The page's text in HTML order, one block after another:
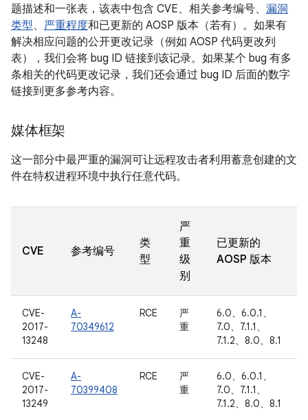
题描述和一张表，该表中包含 CVE、相关参考编号、 漏洞
类型、 严重程度和已更新的 AOSP 版本（若有）。如果有
解决相应问题的公开更改记录（例如 AOSP 代码更改列
表），我们会将 bug ID 链接到该记录。如果某个 bug 有多
条相关的代码更改记录，我们还会通过 bug ID 后面的数字
链接到更多参考内容。
媒体框架
这一部分中最严重的漏洞可让远程攻击者利用蓄意创建的文
件在特权进程环境中执行任意代码。
CVE 参考编号
类
型
严
重
级
别
已更新的
AOSP 版本
CVE-
2017-
13248
A-
70349612
RCE
严
重
6.0、6.0.1、
7.0、7.1.1、
7.1.2、8.0、8.1
CVE-
2017-
13249
A-
70399408
RCE
严
重
6.0、6.0.1、
7.0、7.1.1、
7.1.2、8.0、8.1